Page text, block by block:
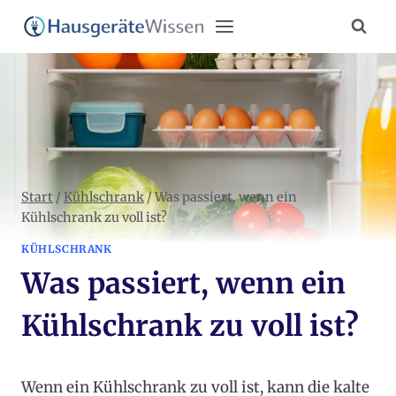
Zum
Inhalt
springen
Start / Kühlschrank/Was passiert, wenn ein
Kühlschrank zu voll ist?
KÜHLSCHRANK
Was passiert, wenn ein
Kühlschrank zu voll ist?
Wenn ein Kühlschrank zu voll ist, kann die kalte